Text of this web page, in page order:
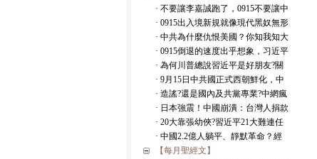
· 不要讓李嘉誠跑了，0915不要讓中
· 0915出入境新規就像現代黑奴無形
· 中共為什麼仇恨美國？你知我知大
· 0915倒退的速度出乎想象，习近平
· 為何川普總說習近平是好朋友?關
· 9月15日中共國正式西朝鮮化，中
· 造謠?還是國內及共黨專業?中網瘋
· 日本強震！中國崩潰：台灣人捐款
· 20大靠張幼俠?習近平21大難連任
· 中國2.2億人躺平、靜默革命？經
【每月聖經文】